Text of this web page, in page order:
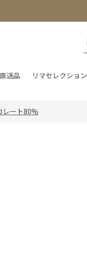
送品 リマセレクション
レート80%